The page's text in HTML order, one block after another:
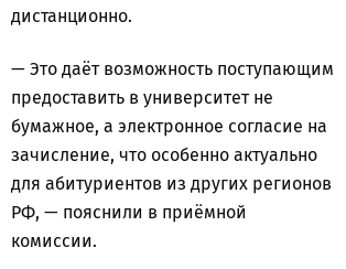
дистанционно.
— Это даёт возможность поступающим
предоставить в университет не
бумажное, а электронное согласие на
зачисление, что особенно актуально
для абитуриентов из других регионов
РФ, — пояснили в приёмной
комиссии.